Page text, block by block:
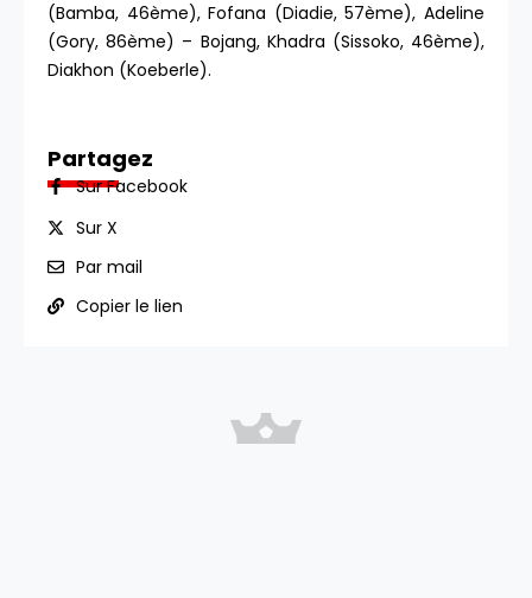
(Bamba, 46ème), Fofana (Diadie, 57ème), Adeline
(Gory, 86ème) – Bojang, Khadra (Sissoko, 46ème),
Diakhon (Koeberle).
Partagez
Sur Facebook
Sur X
Par mail
Copier le lien